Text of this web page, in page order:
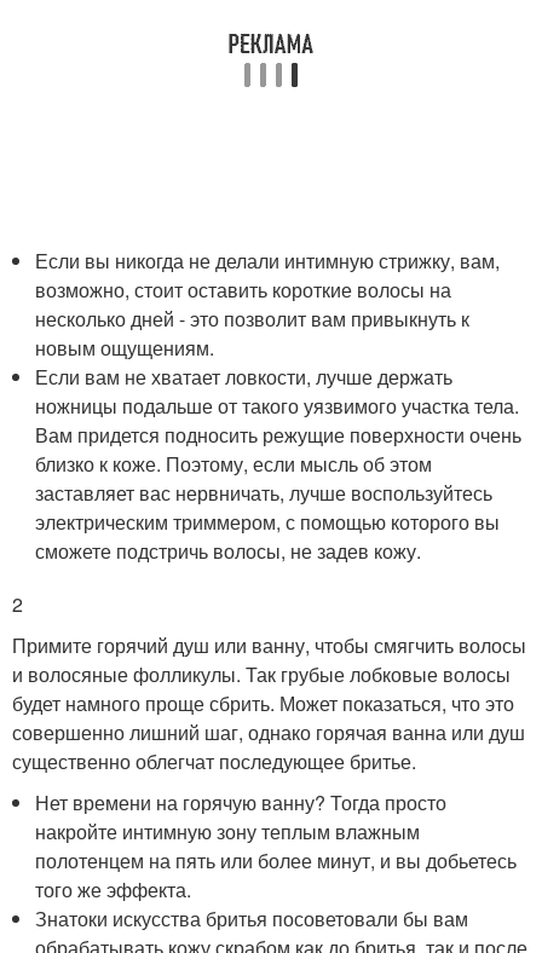
Если вы никогда не делали интимную стрижку, вам,
возможно, стоит оставить короткие волосы на
несколько дней - это позволит вам привыкнуть к
новым ощущениям.
Если вам не хватает ловкости, лучше держать
ножницы подальше от такого уязвимого участка тела.
Вам придется подносить режущие поверхности очень
близко к коже. Поэтому, если мысль об этом
заставляет вас нервничать, лучше воспользуйтесь
электрическим триммером, с помощью которого вы
сможете подстричь волосы, не задев кожу.
2
Примите горячий душ или ванну, чтобы смягчить волосы
и волосяные фолликулы. Так грубые лобковые волосы
будет намного проще сбрить. Может показаться, что это
совершенно лишний шаг, однако горячая ванна или душ
существенно облегчат последующее бритье.
Нет времени на горячую ванну? Тогда просто
накройте интимную зону теплым влажным
полотенцем на пять или более минут, и вы добьетесь
того же эффекта.
Знатоки искусства бритья посоветовали бы вам
обрабатывать кожу скрабом как до бритья, так и после